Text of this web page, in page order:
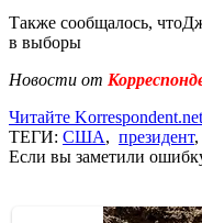
Также сообщалось,
в выборы
Новости от
Читайте
ТЕГИ: США, президент,
Если вы заметили